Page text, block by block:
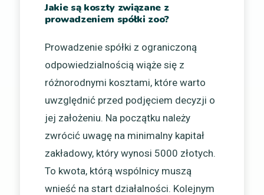
Jakie są koszty związane z
prowadzeniem spółki zoo?
Prowadzenie spółki z ograniczoną
odpowiedzialnością wiąże się z
różnorodnymi kosztami, które warto
uwzględnić przed podjęciem decyzji o
jej założeniu. Na początku należy
zwrócić uwagę na minimalny kapitał
zakładowy, który wynosi 5000 złotych.
To kwota, którą wspólnicy muszą
wnieść na start działalności. Kolejnym